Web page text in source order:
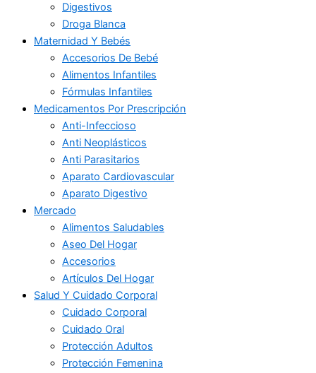
Digestivos
Droga Blanca
Maternidad Y Bebés
Accesorios De Bebé
Alimentos Infantiles
Fórmulas Infantiles
Medicamentos Por Prescripción
Anti-Infeccioso
Anti Neoplásticos
Anti Parasitarios
Aparato Cardiovascular
Aparato Digestivo
Mercado
Alimentos Saludables
Aseo Del Hogar
Accesorios
Artículos Del Hogar
Salud Y Cuidado Corporal
Cuidado Corporal
Cuidado Oral
Protección Adultos
Protección Femenina